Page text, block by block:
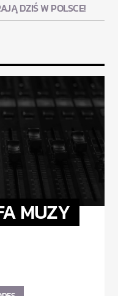
DZIŚ W POLSCE!
MUZY